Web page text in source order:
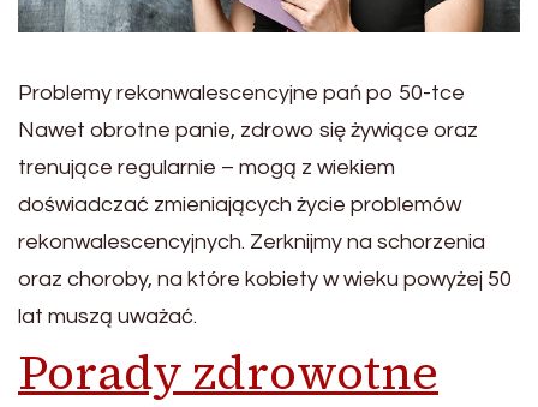
Problemy rekonwalescencyjne pań po 50-tce
Nawet obrotne panie, zdrowo się żywiące oraz
trenujące regularnie – mogą z wiekiem
doświadczać zmieniających życie problemów
rekonwalescencyjnych. Zerknijmy na schorzenia
oraz choroby, na które kobiety w wieku powyżej 50
lat muszą uważać.
Porady zdrowotne